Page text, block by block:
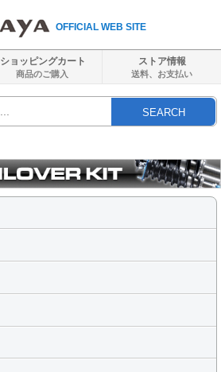
OFFICIAL WEB SITE
ショッピングカート
商品のご購入
ストア情報
送料、 お支払い
SEARCH